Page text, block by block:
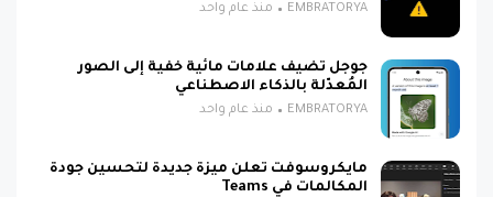
EMBRATORYA منذ عام واحد
جوجل تضيف علامات مائية خفية إلى الصور
المُعدّلة بالذكاء الاصطناعي
EMBRATORYA منذ عام واحد
مايكروسوفت تعلن ميزة جديدة لتحسين جودة
المكالمات في Teams